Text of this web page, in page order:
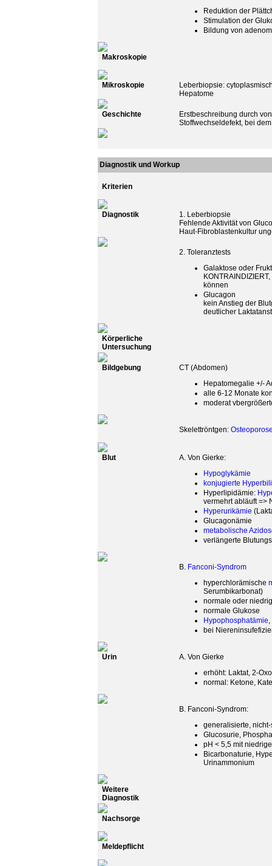
Reduktion der
Stimulation der
Bildung von
Makroskopie
Mikroskopie
Leberbiopsie:
Hepatome
Geschichte
Erstbeschreibung durch
Stoffwechseldefekt, bei
Diagnostik und Workup
Kriterien
Diagnostik
1. Leberbiopsie
Fehlende Aktivität von
Haut-Fibroblastenkultur
2. Toleranztests
Galaktose oder
können
Glucagon
kein Anstieg der
deutlicher
Körperliche
Untersuchung
Bildgebung
CT (Abdomen)
Hepatomegalie +/-
alle 6-12 Monate
moderat
Skelettröntgen:
Blut
A. Von Gierke:
Hypoglykämie
konjugierte
Hyperlipidämie:
vermehrt abläuft =>
Hyperurikämie
Glucagonämie
metabolische
verlängerte
B. Fanconi-Syndrom
hyperchlorämische
Serumbikarbonat)
normale oder
normale Glukose
Hypophosphatämie,
bei
Urin
A. Von Gierke
erhöht: Laktat, 2-
normal: Ketone,
B. Fanconi-Syndrom:
generalisierte,
Glucosurie,
pH < 5,5 mit
Bicarbonaturie,
Urinammonium
Weitere
Diagnostik
Nachsorge
Meldepflicht